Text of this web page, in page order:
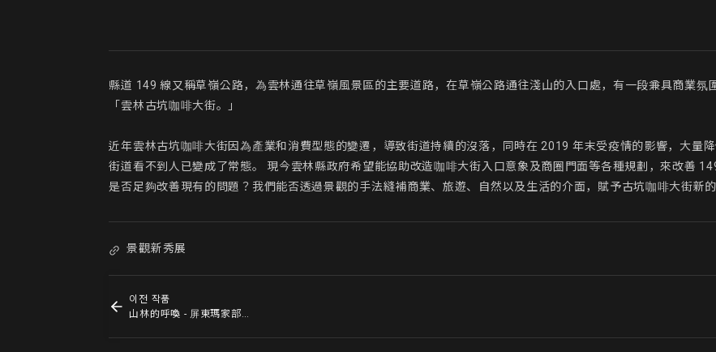
縣道 149 線又稱草嶺公路，為雲林通往草嶺風景區的主要道路，在草嶺公路通往淺山的入口處，有一段兼具商業
「雲林古坑咖啡大街。」
近年雲林古坑咖啡大街因為產業和消費型態的變遷，導致街道持續的沒落，同時在 2019 年末受疫情的影響，大量
街道看不到人已變成了常態。 現今雲林縣政府希望能協助改造咖啡大街入口意象及商圈門面等各種規劃，來改善
是否足夠改善現有的問題？我們能否透過景觀的手法縫補商業、旅遊、自然以及生活的介面，賦予古坑咖啡大街新
景觀新秀展
이전 작품
山林的呼喚 - 屏東瑪家部落排灣文化生活場域規劃設計